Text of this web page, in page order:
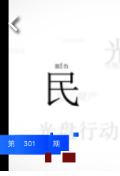
第 301 期